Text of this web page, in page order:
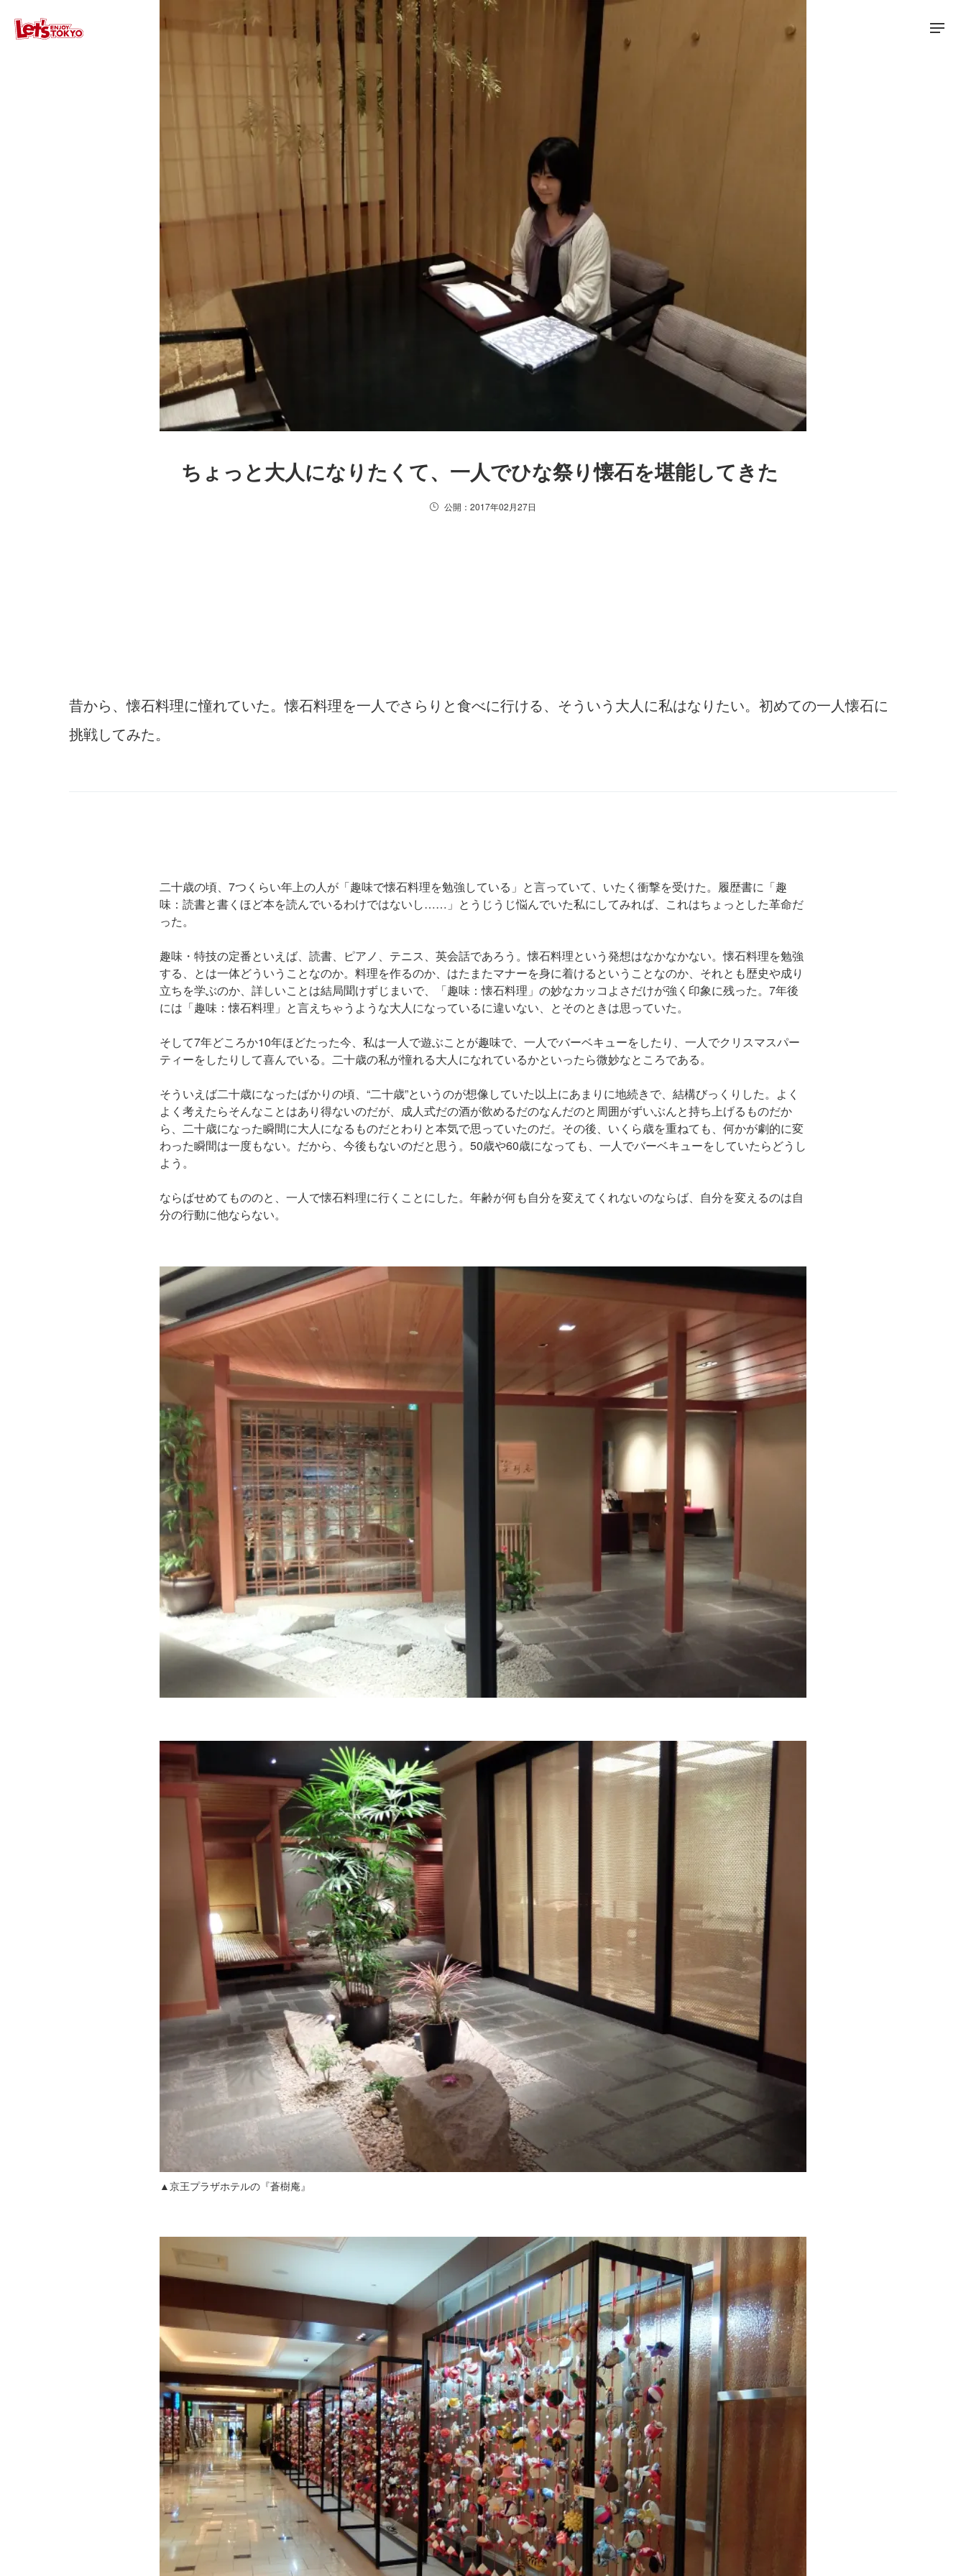
ちょっと大人になりたくて、一人でひな祭り懐石を堪能してきた
公開：2017年02月27日
昔から、懐石料理に憧れていた。懐石料理を一人でさらりと食べに行ける、そういう大人に私はなりたい。初めての一人懐石に
挑戦してみた。
二十歳の頃、7つくらい年上の人が「趣味で懐石料理を勉強している」と言っていて、いたく衝撃を受けた。履歴書に「趣
味：読書と書くほど本を読んでいるわけではないし……」とうじうじ悩んでいた私にしてみれば、これはちょっとした革命だ
った。
趣味・特技の定番といえば、読書、ピアノ、テニス、英会話であろう。懐石料理という発想はなかなかない。懐石料理を勉強
する、とは一体どういうことなのか。料理を作るのか、はたまたマナーを身に着けるということなのか、それとも歴史や成り
立ちを学ぶのか、詳しいことは結局聞けずじまいで、「趣味：懐石料理」の妙なカッコよさだけが強く印象に残った。7年後
には「趣味：懐石料理」と言えちゃうような大人になっているに違いない、とそのときは思っていた。
そして7年どころか10年ほどたった今、私は一人で遊ぶことが趣味で、一人でバーベキューをしたり、一人でクリスマスパー
ティーをしたりして喜んでいる。二十歳の私が憧れる大人になれているかといったら微妙なところである。
そういえば二十歳になったばかりの頃、“二十歳”というのが想像していた以上にあまりに地続きで、結構びっくりした。よく
よく考えたらそんなことはあり得ないのだが、成人式だの酒が飲めるだのなんだのと周囲がずいぶんと持ち上げるものだか
ら、二十歳になった瞬間に大人になるものだとわりと本気で思っていたのだ。その後、いくら歳を重ねても、何かが劇的に変
わった瞬間は一度もない。だから、今後もないのだと思う。50歳や60歳になっても、一人でバーベキューをしていたらどうし
よう。
ならばせめてもののと、一人で懐石料理に行くことにした。年齢が何も自分を変えてくれないのならば、自分を変えるのは自
分の行動に他ならない。
▲京王プラザホテルの『蒼樹庵』